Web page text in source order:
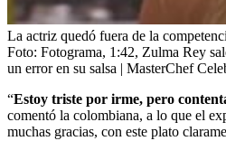
La actriz quedó fuera de la
Foto: Fotograma, 1:42, Zulma Rey
un error en su salsa | MasterChef
“Estoy triste por irme, pero
comentó la colombiana, a lo que el
muchas gracias, con este plato